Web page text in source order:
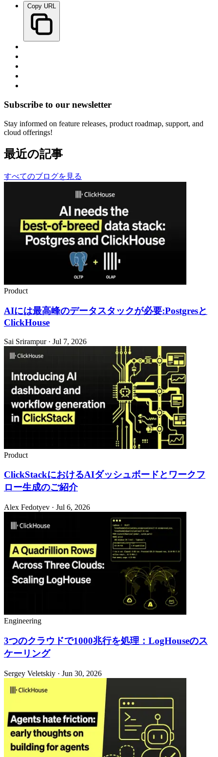
Copy URL
Subscribe to our newsletter
Stay informed on feature releases, product roadmap, support, and
cloud offerings!
最近の記事
すべてのブログを見る
Product
AIには最高峰のデータスタックが必要:Postgresと
ClickHouse
Sai Srirampur · Jul 7, 2026
Product
ClickStackにおけるAIダッシュボードとワークフ
ロー生成のご紹介
Alex Fedotyev · Jul 6, 2026
Engineering
3つのクラウドで1000兆行を処理：LogHouseのス
ケーリング
Sergey Veletskiy · Jun 30, 2026